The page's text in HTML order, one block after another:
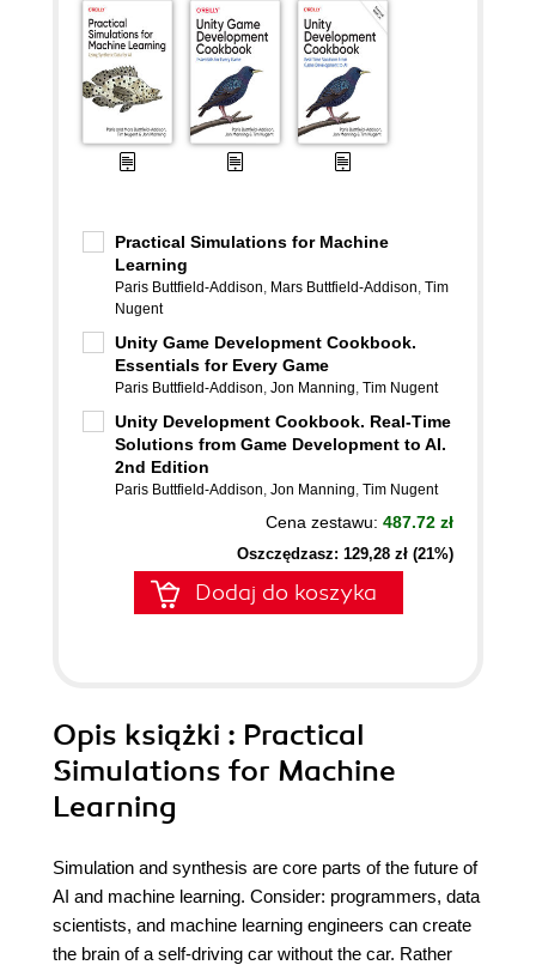
Practical Simulations for Machine
Learning
Paris Buttfield-Addison, Mars Buttfield-Addison, Tim
Nugent
Unity Game Development Cookbook.
Essentials for Every Game
Paris Buttfield-Addison, Jon Manning, Tim Nugent
Unity Development Cookbook. Real-Time
Solutions from Game Development to AI.
2nd Edition
Paris Buttfield-Addison, Jon Manning, Tim Nugent
Cena zestawu: 487.72 zł
Oszczędzasz: 129,28 zł (21%)
Dodaj do koszyka
Opis książki : Practical
Simulations for Machine
Learning
Simulation and synthesis are core parts of the future of
AI and machine learning. Consider: programmers, data
scientists, and machine learning engineers can create
the brain of a self-driving car without the car. Rather